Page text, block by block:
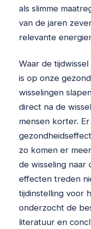
als slimme
van de jaren
relevante
Waar de
is op onze
wisselingen
direct na de
mensen korter.
zo komen er
de wisseling naar
effecten treden
tijdinstelling voor
onderzocht de
literatuur en